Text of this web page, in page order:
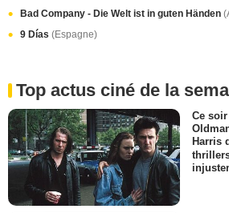
Bad Company - Die Welt ist in guten Händen
9 Días (Espagne)
Top actus ciné de la
Ce
Harris